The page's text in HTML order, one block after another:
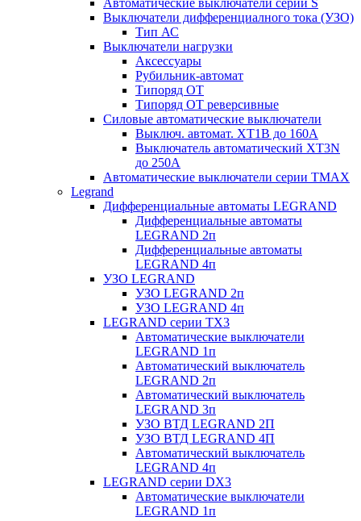
Автоматические выключатели серии S
Выключатели дифференциалного тока (УЗО)
Тип АС
Выключатели нагрузки
Аксессуары
Рубильник-автомат
Типоряд ОТ
Типоряд ОТ реверсивные
Силовые автоматические выключатели
Выключ. автомат. XT1В до 160А
Выключатель автоматический XT3N
до 250А
Автоматические выключатели серии ТМАХ
Legrand
Дифференциальные автоматы LEGRAND
Дифференциальные автоматы
LEGRAND 2п
Дифференциальные автоматы
LEGRAND 4п
УЗО LEGRAND
УЗО LEGRAND 2п
УЗО LEGRAND 4п
LEGRAND серии ТХ3
Автоматические выключатели
LEGRAND 1п
Автоматический выключатель
LEGRAND 2п
Автоматический выключатель
LEGRAND 3п
УЗО ВТД LEGRAND 2П
УЗО ВТД LEGRAND 4П
Автоматический выключатель
LEGRAND 4п
LEGRAND серии DХ3
Автоматические выключатели
LEGRAND 1п